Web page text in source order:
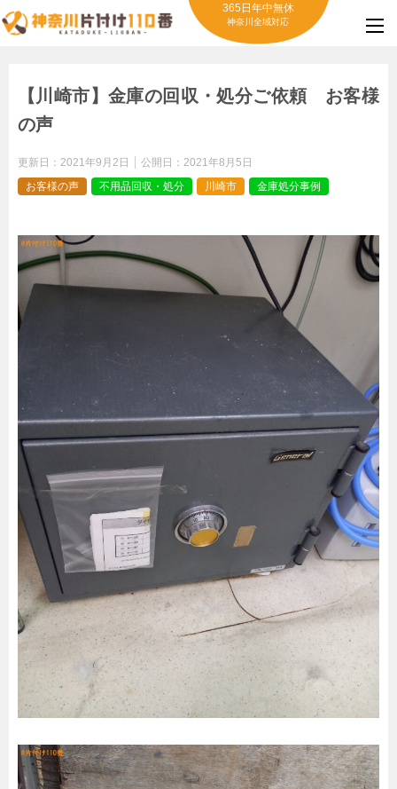
365日年中無休
神奈川全域対応
【川崎市】金庫の回収・処分ご依頼 お客様
の声
更新日： 2021年9月2日 公開日： 2021年8月5日
お客様の声
不用品回収・処分 川崎市 金庫処分事例